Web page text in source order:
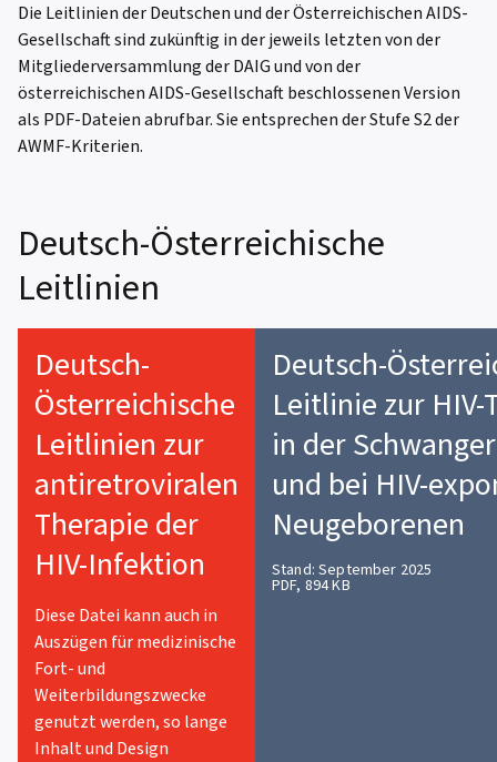
Die Leitlinien der Deutschen und der Österreichischen AIDS-
Gesellschaft sind zukünftig in der jeweils letzten von der
Mitgliederversammlung der DAIG und von der
österreichischen AIDS-Gesellschaft beschlossenen Version
als PDF-Dateien abrufbar. Sie entsprechen der Stufe S2 der
AWMF-Kriterien.
Deutsch-Österreichische
Leitlinien
Deutsch-
Österreichische
Leitlinien zur
antiretroviralen
Therapie der
HIV-Infektion
Diese Datei kann auch in
Auszügen für medizinische
Fort- und
Weiterbildungszwecke
genutzt werden, so lange
Inhalt und Design
Deutsch-
Leitlinie zur HIV-
in der
und bei HIV-
Neugeborenen
Stand: September 2025
PDF, 894 KB